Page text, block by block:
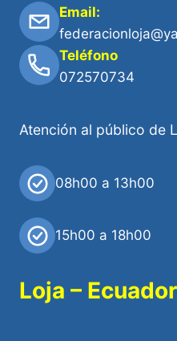
Email:
Teléfono
072570734
Atención al público de
08h00 a 13h00
15h00 a 18h00
Loja – Ecuador